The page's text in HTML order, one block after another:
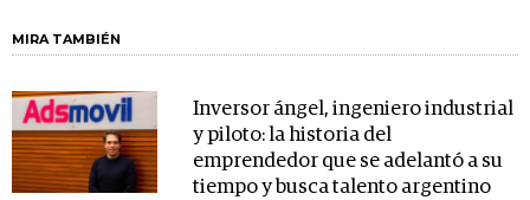
MIRA TAMBIÉN
Inversor ángel, ingeniero industrial
y piloto: la historia del
emprendedor que se adelantó a su
tiempo y busca talento argentino